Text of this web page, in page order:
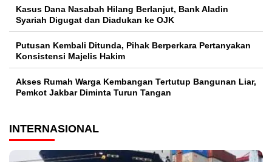
Kasus Dana Nasabah Hilang Berlanjut, Bank Aladin
Syariah Digugat dan Diadukan ke OJK
Putusan Kembali Ditunda, Pihak Berperkara Pertanyakan
Konsistensi Majelis Hakim
Akses Rumah Warga Kembangan Tertutup Bangunan Liar,
Pemkot Jakbar Diminta Turun Tangan
INTERNASIONAL